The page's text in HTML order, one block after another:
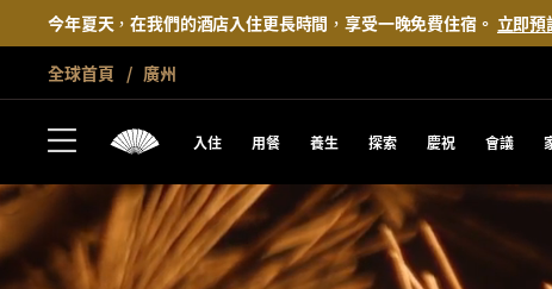
今年夏天，在我們的酒店入住更長時間，享受一晚免費住宿。 立即預
全球首頁 廣州
入住 用餐 養生 探索 慶祝 會議